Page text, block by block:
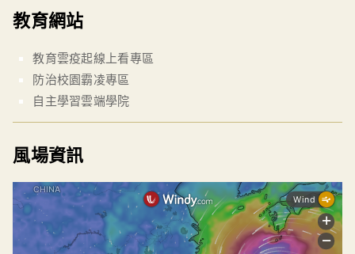
教育網站
教育雲疫起線上看專區
防治校園霸凌專區
自主學習雲端學院
風場資訊